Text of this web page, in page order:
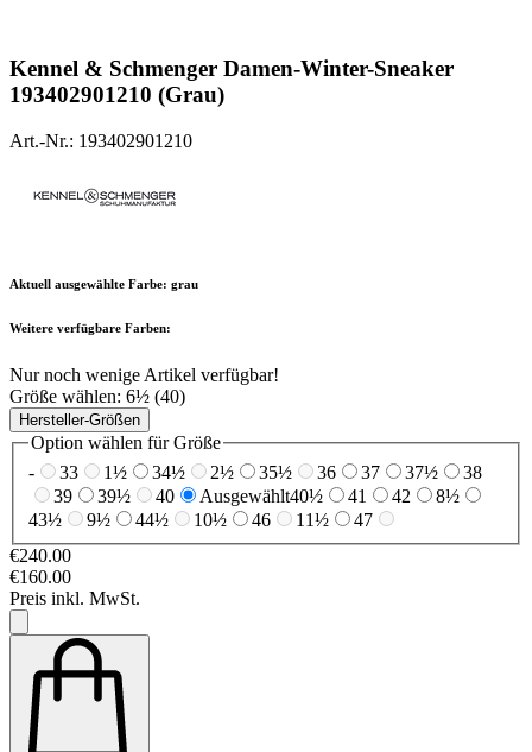
Kennel & Schmenger Damen-Winter-Sneaker
193402901210 (Grau)
Art.-Nr.: 193402901210
Aktuell ausgewählte Farbe: grau
Weitere verfügbare Farben:
Nur noch wenige Artikel verfügbar!
Größe wählen: 6½ (40)
Hersteller-Größen
Option wählen für Größe
-
33 1½ 34½ 2½ 35½ 36 37 37½
38
39
39½ 40 Ausgewählt40½ 41 42
8½
43½
9½ 44½ 10½ 46 11½
47
€240.00
€160.00
Preis inkl. MwSt.